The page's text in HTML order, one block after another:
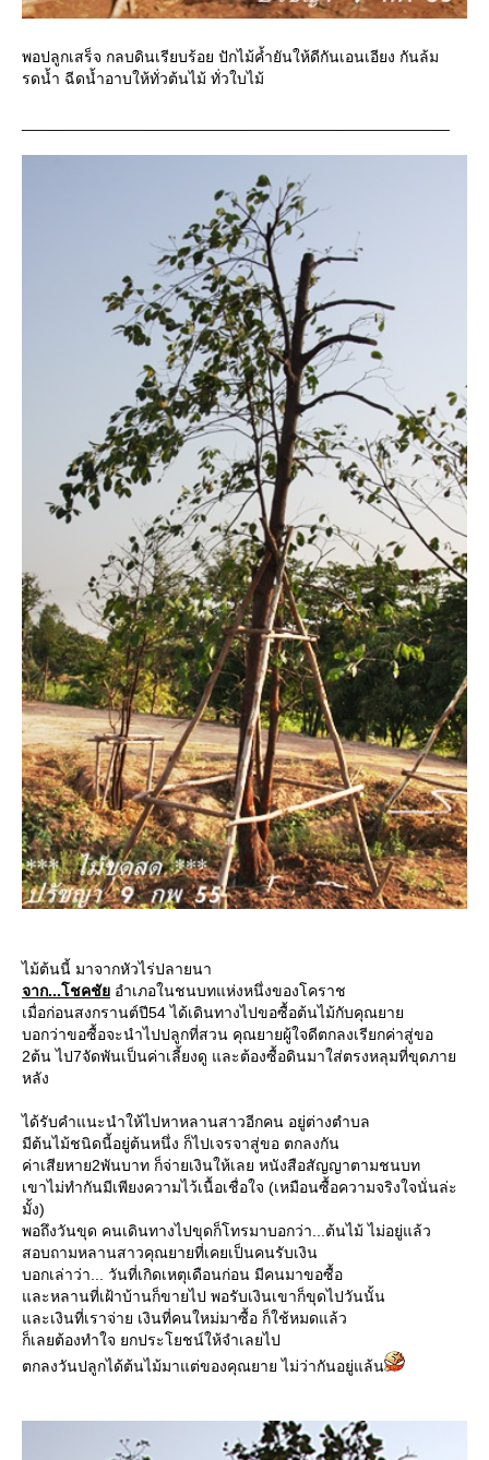
พอปลูกเสร็จ กลบดินเรียบร้อย ปักไม้ค้ำยันให้ดีกันเอนเอียง กันล้ม
รดน้ำ ฉีดน้ำอาบให้ทั่วต้นไม้ ทั่วใบไม้
ไม้ต้นนี้ มาจากหัวไร่ปลายนา
จาก...โชคชั อำเภอในชนบทแห่งหนึ่งของโคราช
เมื่อก่อนสงกรานต์ปี54 ได้เดินทางไปขอซื้อต้นไม้กับคุณยา
บอกว่าขอซื้อจะนำไปปลูกที่สวน คุณยายผู้ใจดีตกลงเรียกค่าสู่ขอ
2ต้น ไป7จัดพันเป็นค่าเลี้ยงดู และต้องซื้อดินมาใส่ตรงหลุมที่ขุดภา
หลัง
ได้รับคำแนะนำให้ไปหาหลานสาวอีกคน อยู่ต่างตำบล
มีต้นไม้ชนิดนี้อยู่ต้นหนึ่ง ก็ไปเจรจาสู่ขอ ตกลงกัน
ค่าเสียหาย2พันบาท ก็จ่ายเงินให้เลย หนังสือสัญญาตามชนบท
เขาไม่ทำกันมีเพียงความไว้เนื้อเชื่อใจ (เหมือนซื้อความจริงใจนั่นล่ะ
มั้ง)
พอถึงวันขุด คนเดินทางไปขุดก็โทรมาบอกว่า...ต้นไม้ ไม่อยู่แล้ว
สอบถามหลานสาวคุณยายที่เคยเป็นคนรับเงิน
บอกเล่าว่า... วันที่เกิดเหตุเดือนก่อน มีคนมาขอซื้อ
ละหลานที่เฝ้าบ้านก็ขายไป พอรับเงินเขาก็ขุดไปวันนั้น
ละเงินที่เราจ่าย เงินที่คนใหม่มาซื้อ ก็ใช้หมดแล้ว
ก็เลยต้องทำใจ ยกประโยชน์ให้จำเลยไป
ตกลงวันปลูกได้ต้นไม้มาแต่ของคุณยาย ไม่ว่ากันอยู่แล้น